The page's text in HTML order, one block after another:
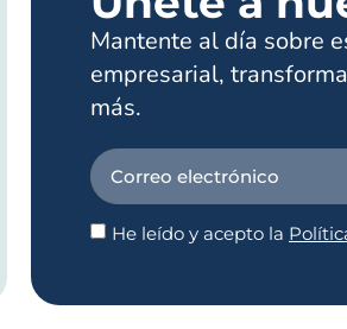
Mantente al día sobre
empresarial,
más.
He leído y acepto la